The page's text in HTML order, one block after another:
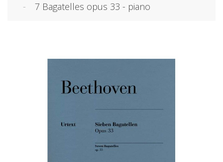
7 Bagatelles opus 33 - piano